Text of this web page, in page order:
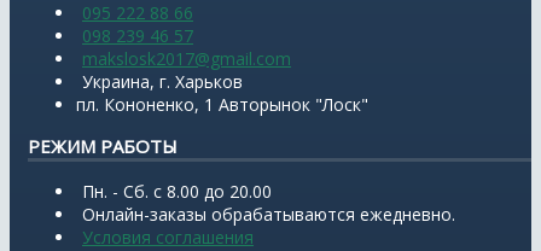
095 222 88 66
098 239 46 57
makslosk2017@gmail.com
Украина, г. Харьков
пл. Кононенко, 1 Авторынок "Лоск"
РЕЖИМ РАБОТЫ
Пн. - Сб. с 8.00 до 20.00
Онлайн-заказы обрабатываются ежедневно.
Условия соглашения